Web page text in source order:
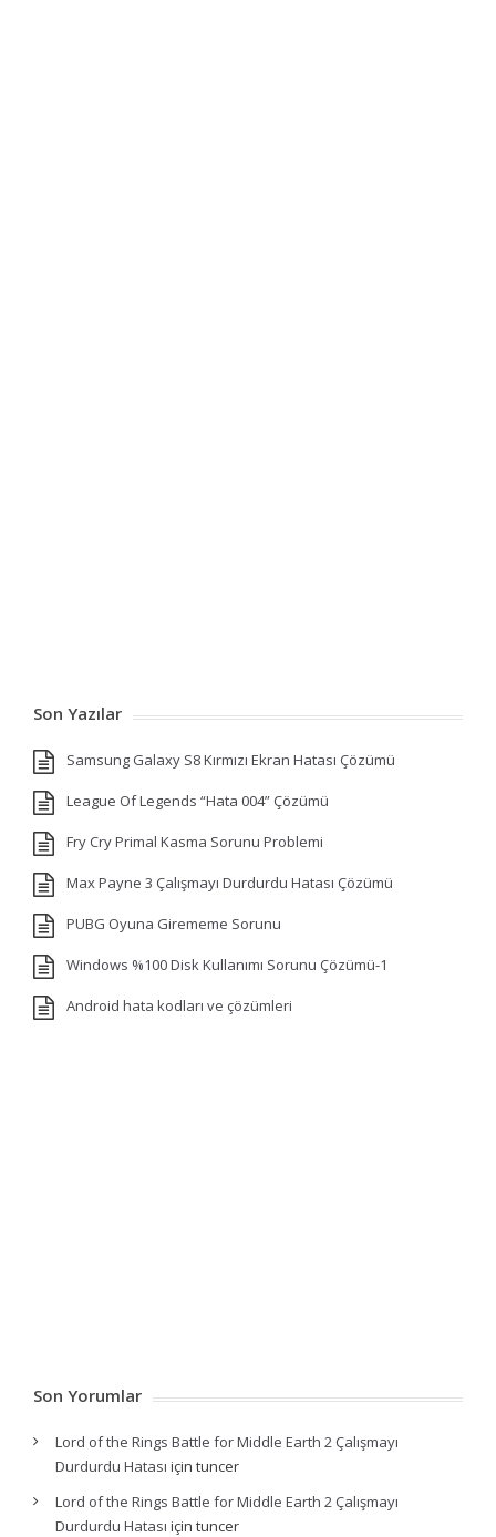
Son Yazılar
Samsung Galaxy S8 Kırmızı Ekran Hatası Çözümü
League Of Legends “Hata 004” Çözümü
Fry Cry Primal Kasma Sorunu Problemi
Max Payne 3 Çalışmayı Durdurdu Hatası Çözümü
PUBG Oyuna Girememe Sorunu
Windows %100 Disk Kullanımı Sorunu Çözümü-1
Android hata kodları ve çözümleri
Son Yorumlar
Lord of the Rings Battle for Middle Earth 2 Çalışmayı
Durdurdu Hatası için tuncer
Lord of the Rings Battle for Middle Earth 2 Çalışmayı
Durdurdu Hatası için tuncer